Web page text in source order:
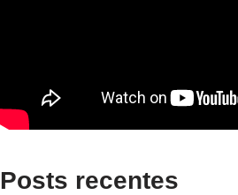
Posts recentes